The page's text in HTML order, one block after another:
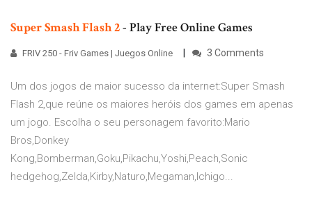
Super Smash Flash2- Play Free Online Games
FRIV 250 - Friv Games | Juegos Online 3 Comments
Um dos jogos de maior sucesso da internet:Super Smash
Flash 2,que reúne os maiores heróis dos games em apenas
um jogo. Escolha o seu personagem favorito:Mario
Bros,Donkey
Kong,Bomberman,Goku,Pikachu,Yoshi,Peach,Sonic
hedgehog,Zelda,Kirby,Naturo,Megaman,Ichigo...